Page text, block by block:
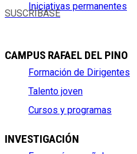
Iniciativas permanentes
SUSCRÍBASE
CAMPUS RAFAEL DEL PINO
Formación de Dirigentes
Talento joven
Cursos y programas
INVESTIGACIÓN